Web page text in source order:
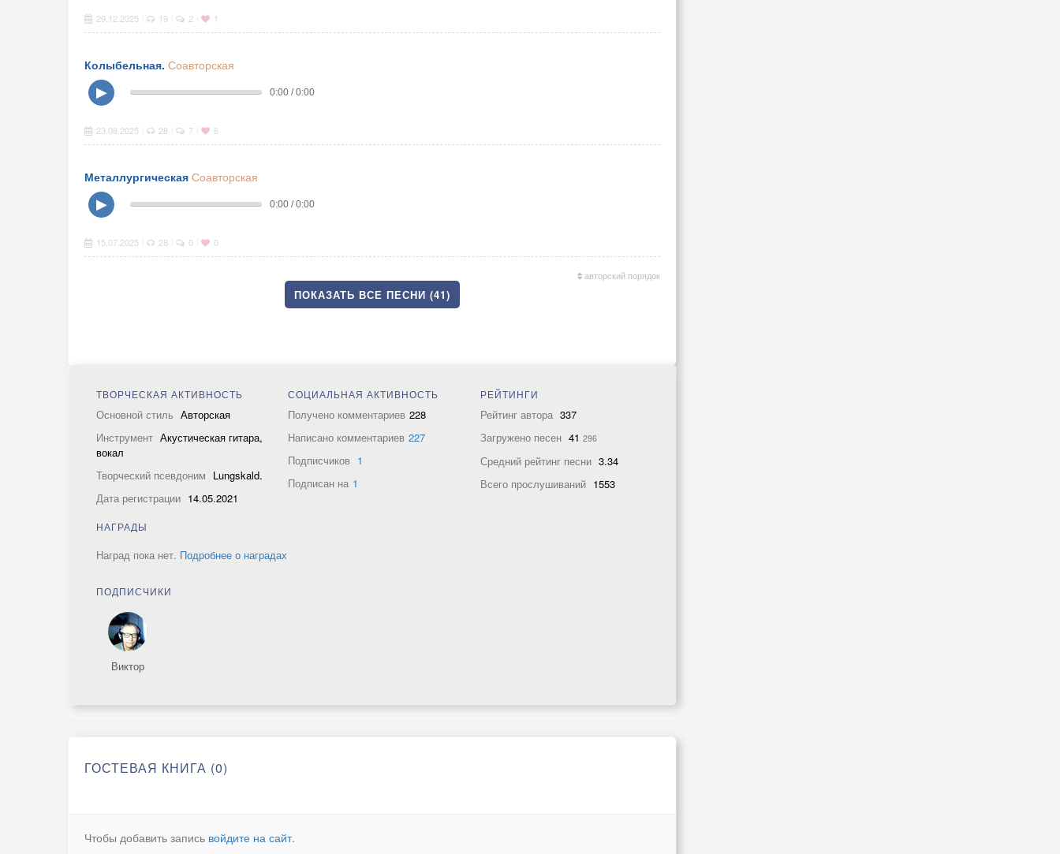
29.12.2025 19 2 1
Колыбельная. Соавторская
▶
0:00 / 0:00
23.08.2025 28 7 6
Металлургическая Соавторская
▶
0:00 / 0:00
15.07.2025 28 0 0
авторский порядок
ПОКАЗАТЬ ВСЕ ПЕСНИ (41)
ТВОРЧЕСКАЯ АКТИВНОСТЬ
Основной стиль Авторская
Инструмент Акустическая гитара,
вокал
Творческий псевдоним Lungskald.
Дата регистрации 14.05.2021
СОЦИАЛЬНАЯ АКТИВНОСТЬ
Получено комментариев 228
Написано комментариев 227
Подписчиков 1
Подписан на 1
РЕЙТИНГИ
Рейтинг автора 337
Загружено песен 41 296
Средний рейтинг песни 3.34
Всего прослушиваний 1553
НАГРАДЫ
Наград пока нет. Подробнее о наградах
ПОДПИСЧИКИ
Виктор
ГОСТЕВАЯ КНИГА (0)
Чтобы добавить запись войдите на сайт.